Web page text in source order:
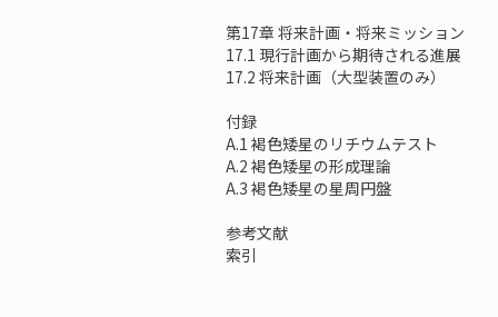
第17章 将来計画・将来ミッション
17.1 現行計画から期待される進展
17.2 将来計画（大型装置のみ）
付録
A.1 褐色矮星のリチウムテスト
A.2 褐色矮星の形成理論
A.3 褐色矮星の星周円盤
参考文献
索引